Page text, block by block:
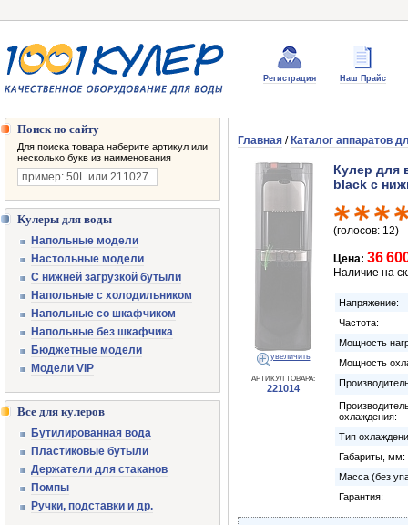
Регистрация Наш Прайс
Главная / Каталог аппаратов
увеличить
АРТИКУЛ ТОВАРА:
221014
Кулер для
black с
(голосов: 12)
Цена: 36
Наличие на
Напряжение:
Частота:
Мощность
Мощность
охлаждения:
Тип
Габариты, мм:
Масса (без
Гарантия:
Поиск по сайту
Для поиска товара наберите артикул или
несколько букв из наименования
Кулеры для воды
Напольные модели
Настольные модели
С нижней загрузкой бутыли
Напольные с холодильником
Напольные со шкафчиком
Напольные без шкафчика
Бюджетные модели
Модели VIP
Все для кулеров
Бутилированная вода
Пластиковые бутыли
Держатели для стаканов
Помпы
Ручки, подставки и др.